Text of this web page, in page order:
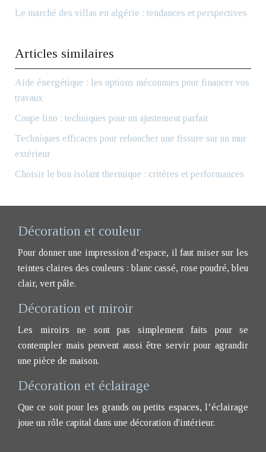
Le marché des villas en algérie : tendances et perspectives
Articles similaires
Aide énergétique : les options méconnues pour financer vos
travaux
Coupe lino : techniques pour un ajustement parfait
Techniques efficaces pour reboucher une fissure sur un mur
extérieur
Choisir le bon isolant thermique : critères et performances
Décoration et couleur
Pour donner une impression d’espace, il faut miser sur les
teintes claires des couleurs : blanc cassé, rose poudré, bleu
clair, vert pâle.
Décoration et miroir
Les miroirs ne sont pas simplement faits pour se
contempler mais peuvent aussi être servir pour agrandir
une pièce de maison.
Décoration et éclairage
Que ce soit pour les grands ou petits espaces, l’éclairage
joue un rôle capital dans une décoration d'intérieur.